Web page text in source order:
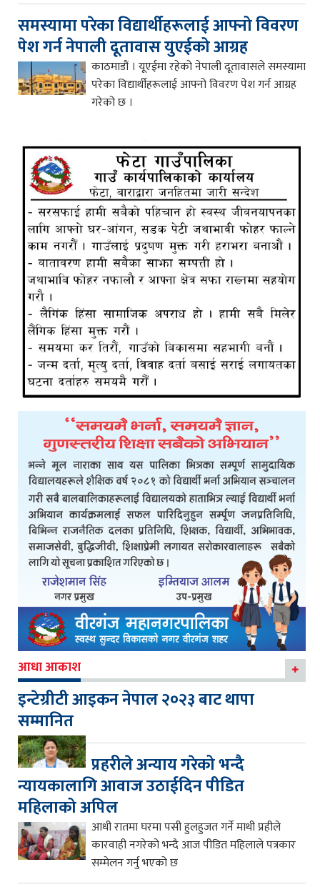
समस्यामा परेका विद्यार्थीहरूलाई आफ्नो विवरण
पेश गर्न नेपाली दूतावास युएईको आग्रह
काठमाडौं । यूएईमा रहेको नेपाली दूतावासले समस्यामा
परेका विद्यार्थीहरूलाई आफ्नो विवरण पेश गर्न आग्रह
गरेको छ ।
आधा आकाश
इन्टेग्रीटी आइकन नेपाल २०२३ बाट थापा
सम्मानित
प्रहरीले अन्याय गरेको भन्दै
न्यायकालागि आवाज उठाईदिन पीडित
महिलाको अपिल
आधी रातमा घरमा पसी हुलहुजत गर्ने माथी प्रहीले
कारवाही नगरेको भन्दै आज पीडित महिलाले पत्रकार
सम्मेलन गर्नु भएको छ